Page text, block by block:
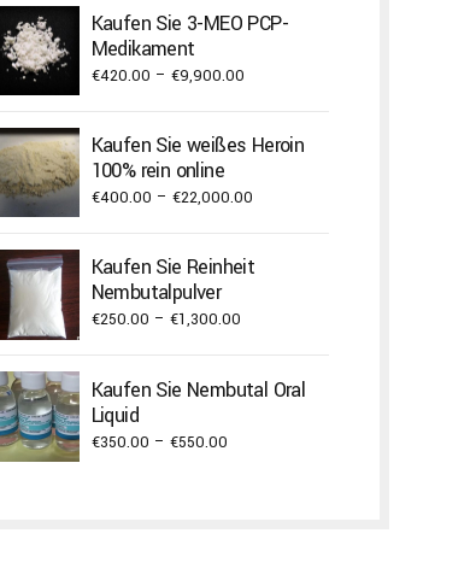
through
Kaufen Sie 3-MEO PCP-
Medikament
€420.00 – €9,900.00Price
€420.00
€9,900.00
Kaufen Sie weißes Heroin
100% rein online
€400.00 – €22,000.00Price
Kaufen Sie Reinheit
Nembutalpulver
€250.00 – €1,300.00Price
€250.00
Kaufen Sie Nembutal Oral
Liquid
€350.00 – €550.00Price